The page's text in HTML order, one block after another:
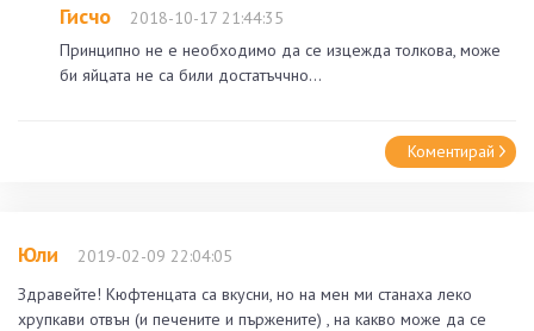
Гисчо
2018-10-17 21:44:35
Принципно не е необходимо да се изцежда толкова, може
би яйцата не са били достатъччно...
Коментирай
Юли
2019-02-09 22:04:05
Здравейте! Кюфтенцата са вкусни, но на мен ми станаха леко
хрупкави отвън (и печените и пържените) , на какво може да се